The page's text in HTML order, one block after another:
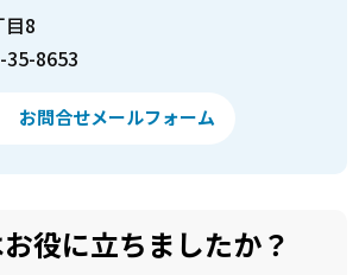
8
35-8653
お問合せメールフォーム
役に立ちましたか？